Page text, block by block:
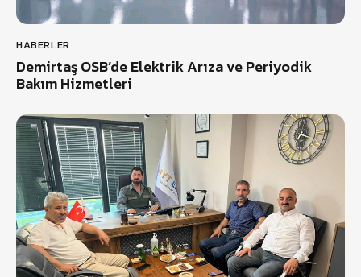
HABERLER
Demirtaş OSB’de Elektrik Arıza ve Periyodik
Bakım Hizmetleri